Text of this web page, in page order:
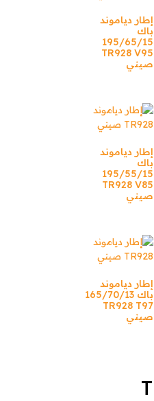
إطار دياموند
باك
195/65/15
TR928 V95
صيني
إطار دياموند
باك
195/55/15
TR928 V85
صيني
إطار دياموند
باك 165/70/13
TR928 T97
صيني